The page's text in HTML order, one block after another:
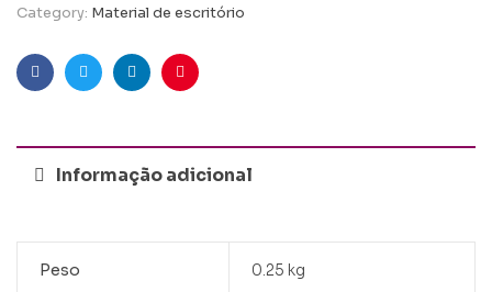
Category: Material de escritório
FacebookTwitterLinkedinPinterest
Informação adicional
Peso 0.25 kg